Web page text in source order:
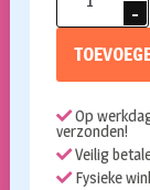
aantal
Op
verzonden!
Veilig
Fysieke